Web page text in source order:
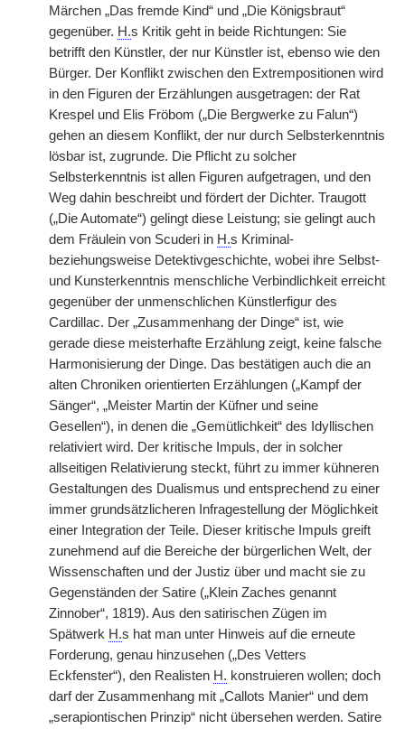
Märchen „Das fremde Kind“ und „Die Königsbraut“
gegenüber. H.s Kritik geht in beide Richtungen: Sie
betrifft den Künstler, der nur Künstler ist, ebenso wie den
Bürger. Der Konflikt zwischen den Extrempositionen wird
in den Figuren der Erzählungen ausgetragen: der Rat
Krespel und Elis Fröbom („Die Bergwerke zu Falun“)
gehen an diesem Konflikt, der nur durch Selbsterkenntnis
lösbar ist, zugrunde. Die Pflicht zu solcher
Selbsterkenntnis ist allen Figuren aufgetragen, und den
Weg dahin beschreibt und fördert der Dichter. Traugott
(„Die Automate“) gelingt diese Leistung; sie gelingt auch
dem Fräulein von Scuderi in H.s Kriminal-
beziehungsweise Detektivgeschichte, wobei ihre Selbst-
und Kunsterkenntnis menschliche Verbindlichkeit erreicht
gegenüber der unmenschlichen Künstlerfigur des
Cardillac. Der „Zusammenhang der Dinge“ ist, wie
gerade diese meisterhafte Erzählung zeigt, keine falsche
Harmonisierung der Dinge. Das bestätigen auch die an
alten Chroniken orientierten Erzählungen („Kampf der
Sänger“, „Meister Martin der Küfner und seine
Gesellen“), in denen die „Gemütlichkeit“ des Idyllischen
relativiert wird. Der kritische Impuls, der in solcher
allseitigen Relativierung steckt, führt zu immer kühneren
Gestaltungen des Dualismus und entsprechend zu einer
immer grundsätzlicheren Infragestellung der Möglichkeit
einer Integration der Teile. Dieser kritische Impuls greift
zunehmend auf die Bereiche der bürgerlichen Welt, der
Wissenschaften und der Justiz über und macht sie zu
Gegenständen der Satire („Klein Zaches genannt
Zinnober“, 1819). Aus den satirischen Zügen im
Spätwerk H.s hat man unter Hinweis auf die erneute
Forderung, genau hinzusehen („Des Vetters
Eckfenster“), den Realisten H. konstruieren wollen; doch
darf der Zusammenhang mit „Callots Manier“ und dem
„serapiontischen Prinzip“ nicht übersehen werden. Satire